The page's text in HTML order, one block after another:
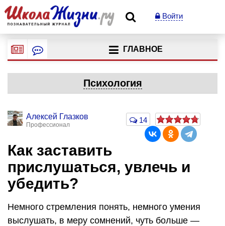
Войти
ГЛАВНОЕ
Психология
Алексей Глазков
Профессионал
14
Как заставить
прислушаться, увлечь и
убедить?
Немного стремления понять, немного умения
выслушать, в меру сомнений, чуть больше —